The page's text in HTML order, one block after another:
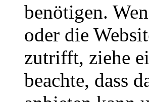
benötigen.
oder die
zutrifft, ziehe
beachte, dass